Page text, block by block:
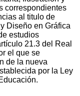
correspondientes
al titulo de
Diseño en Gráfica
estudios
21.3 del Real
el que se
de la nueva
por la Ley